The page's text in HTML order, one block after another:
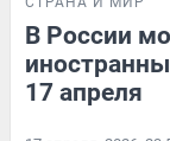
В России
17 апреля